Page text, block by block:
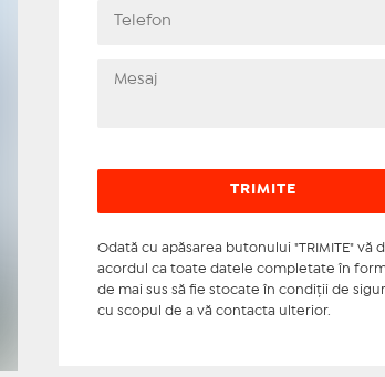
Odată cu apăsarea butonului "TRIMITE" vă
acordul ca toate datele completate în
de mai sus să fie stocate în condiţii de
cu scopul de a vă contacta ulterior.